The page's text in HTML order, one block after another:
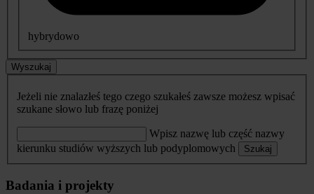
hybrydowo
Wyszukaj
Jeżeli nie znalazłeś tego czego szukałeś zawsze możesz wpisać
szukane słowo lub frazę poniżej
Wpisz nazwę lub część nazwy
kierunku studiów wyższych lub podyplomowych
Szukaj
Badania i projekty